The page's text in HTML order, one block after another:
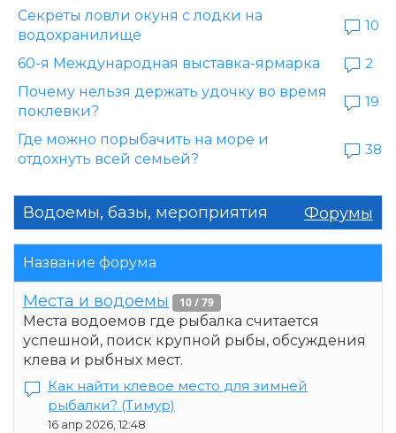
Секреты ловли окуня с лодки на
водохранилище
10
60-я Международная выставка-ярмарка
2
Почему нельзя держать удочку во время
поклевки?
19
Где можно порыбачить на море и
отдохнуть всей семьей?
38
Форумы
Водоемы, базы, мероприятия
Название форума
Места и водоемы 10 / 79
Места водоемов где рыбалка считается
успешной, поиск крупной рыбы, обсуждения
клева и рыбных мест.
Как найти клевое место для зимней
рыбалки? (Тимур)
16 апр 2026, 12:48